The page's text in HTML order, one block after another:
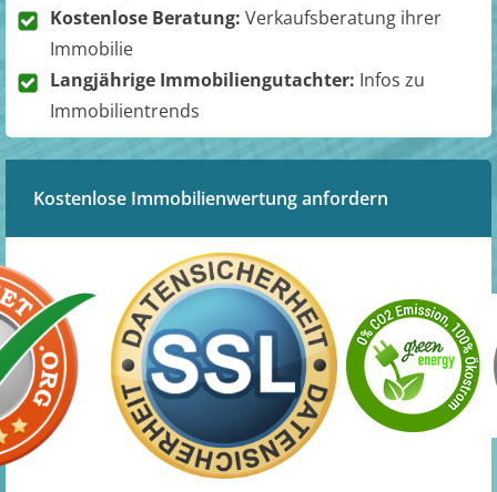
Kostenlose Beratung: Verkaufsberatung ihrer
Immobilie
Langjährige Immobiliengutachter: Infos zu
Immobilientrends
Kostenlose Immobilienwertung anfordern